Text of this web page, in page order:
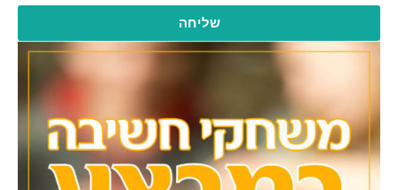
שליחה